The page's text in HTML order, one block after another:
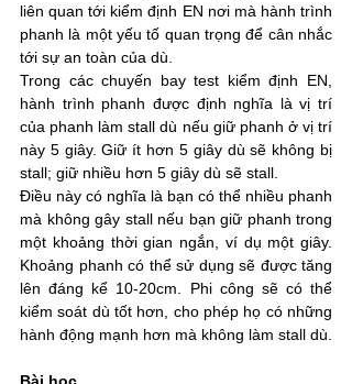
liên quan tới kiểm định EN nơi mà hành trình
phanh là một yếu tố quan trọng để cân nhắc
tới sự an toàn của dù.
Trong các chuyến bay test kiểm định EN,
hành trình phanh được định nghĩa là vị trí
của phanh làm stall dù nếu giữ phanh ở vị trí
này 5 giây. Giữ ít hơn 5 giây dù sẽ không bị
stall; giữ nhiều hơn 5 giây dù sẽ stall.
Điều này có nghĩa là bạn có thể nhiều phanh
mà không gây stall nếu bạn giữ phanh trong
một khoảng thời gian ngắn, ví dụ một giây.
Khoảng phanh có thể sử dụng sẽ được tăng
lên đáng kể 10-20cm. Phi công sẽ có thể
kiểm soát dù tốt hơn, cho phép họ có những
Bài học